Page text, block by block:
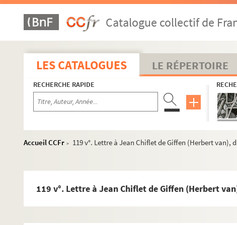
Catalogue collectif de
LES CATALOGUES LE RÉPERTOIRE
RECHERCHE RAPIDE
Accueil CCFr >
119 v°. Lettre à Jean Chiflet de Giffen (Herbert van),
119 v°. Lettre à Jean Chiflet de Giffen (Herbert
Fol. 109. Pierre-François Chiflet, jésuite, 1592-1682
Fol. 150. Lettre du parlement de Dole rappelant les
Fol. 159. Quatrain, en langue latine, par Henri Dupuy sur
Fol. 160. Pièce de vers latins sur les armoiries des
Fol. 213. Approbation donnée au
de Jean-
Fol. 215. Autorisation donnée par l'archevêque de
Fol. 219. Lettre du prince Thomas de Savoie
Fol. 355. Signatures apostoliques au sujet de bénéfices